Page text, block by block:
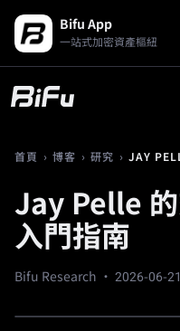
Bifu App
一站式加密資產樞紐
首頁 › 博客 › 研究 › JAY
Jay Pelle
入門指南
Bifu Research · 2026-06-21